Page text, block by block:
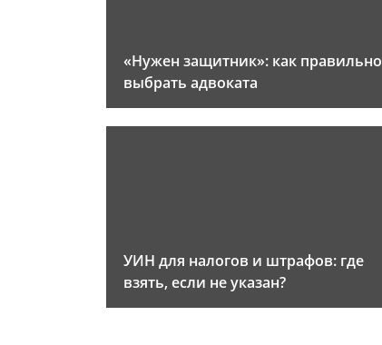
«Нужен защитник»: как правильно
выбрать адвоката
УИН для налогов и штрафов: где
взять, если не указан?